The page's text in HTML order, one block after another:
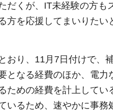
だくが、IT未経験の方も
を応援してまいりたい
り、11月7日付けで、
となる経費のほか、電
ための経費を計上して
いるため、速やかに事